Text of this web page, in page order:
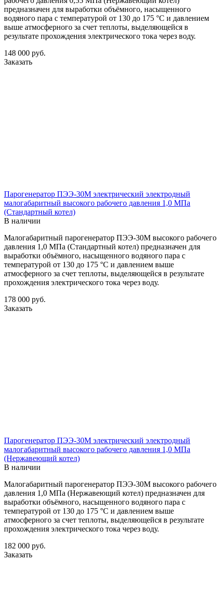
предназначен для выработки объёмного, насыщенного
водяного пара с температурой от 130 до 175 °С и давлением
выше атмосферного за счет теплоты, выделяющейся в
результате прохождения электрического тока через воду.
148 000 руб.
Заказать
Парогенератор ПЭЭ-30М электрический электродный
малогабаритный высокого рабочего давления 1,0 МПа
(Стандартный котел)
В наличии
Малогабаритный парогенератор ПЭЭ-30М высокого рабочего
давления 1,0 МПа (Стандартный котел) предназначен для
выработки объёмного, насыщенного водяного пара с
температурой от 130 до 175 °С и давлением выше
атмосферного за счет теплоты, выделяющейся в результате
прохождения электрического тока через воду.
178 000 руб.
Заказать
Парогенератор ПЭЭ-30М электрический электродный
малогабаритный высокого рабочего давления 1,0 МПа
(Нержавеющий котел)
В наличии
Малогабаритный парогенератор ПЭЭ-30М высокого рабочего
давления 1,0 МПа (Нержавеющий котел) предназначен для
выработки объёмного, насыщенного водяного пара с
температурой от 130 до 175 °С и давлением выше
атмосферного за счет теплоты, выделяющейся в результате
прохождения электрического тока через воду.
182 000 руб.
Заказать